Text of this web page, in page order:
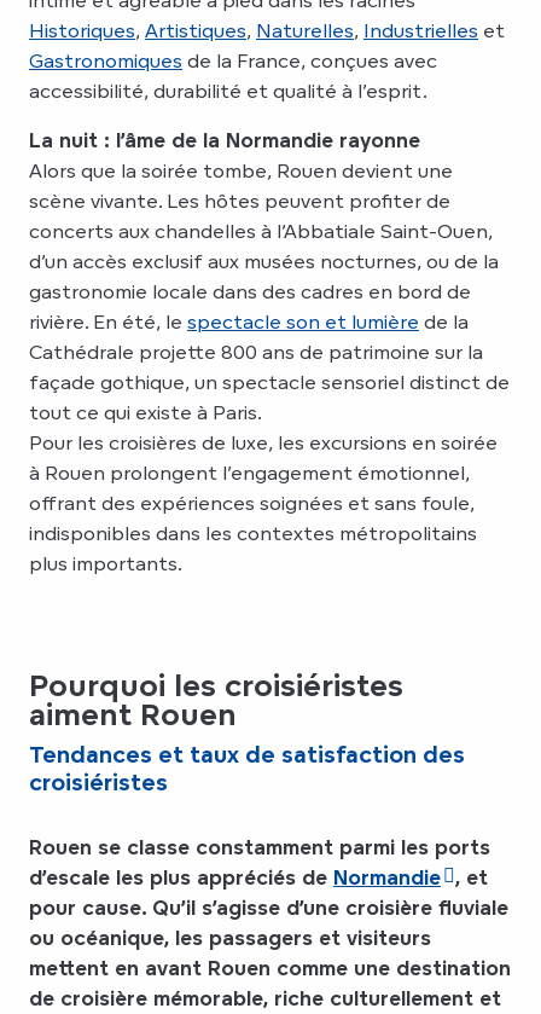
Historiques, Artistiques, Naturelles, Industrielles et
Gastronomiques de la France, conçues avec
accessibilité, durabilité et qualité à l’esprit.
La nuit : l’âme de la Normandie rayonne
Alors que la soirée tombe, Rouen devient une
scène vivante. Les hôtes peuvent profiter de
concerts aux chandelles à l’Abbatiale Saint-Ouen,
d’un accès exclusif aux musées nocturnes, ou de la
gastronomie locale dans des cadres en bord de
rivière. En été, le spectacle son et lumière de la
Cathédrale projette 800 ans de patrimoine sur la
façade gothique, un spectacle sensoriel distinct de
tout ce qui existe à Paris.
Pour les croisières de luxe, les excursions en soirée
à Rouen prolongent l’engagement émotionnel,
offrant des expériences soignées et sans foule,
indisponibles dans les contextes métropolitains
plus importants.
Pourquoi les croisiéristes
aiment Rouen
Tendances et taux de satisfaction des
croisiéristes
Rouen se classe constamment parmi les ports
d’escale les plus appréciés de Normandie
, et
pour cause. Qu’il s’agisse d’une croisière fluviale
ou océanique, les passagers et visiteurs
mettent en avant Rouen comme une destination
de croisière mémorable, riche culturellement et